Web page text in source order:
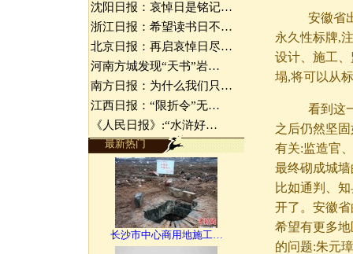
沈阳日报：哀悼日是铭记…
浙江日报：希望读书日不…
北京日报：再启哀悼日尽…
河南方城发现“天书”岩…
南方日报：为什么我们只…
江西日报：“限折令”无…
《人民日报》:“水浒好…
最新热门
长沙市中心商用地施工…
安徽省出
永久性标牌,
设计、施工
塌,将可以从
看到这一
之后仍然坚
有关:监造官
最终砌成城
比如通判、
开了。安徽
希望有更多
的问题:朱元